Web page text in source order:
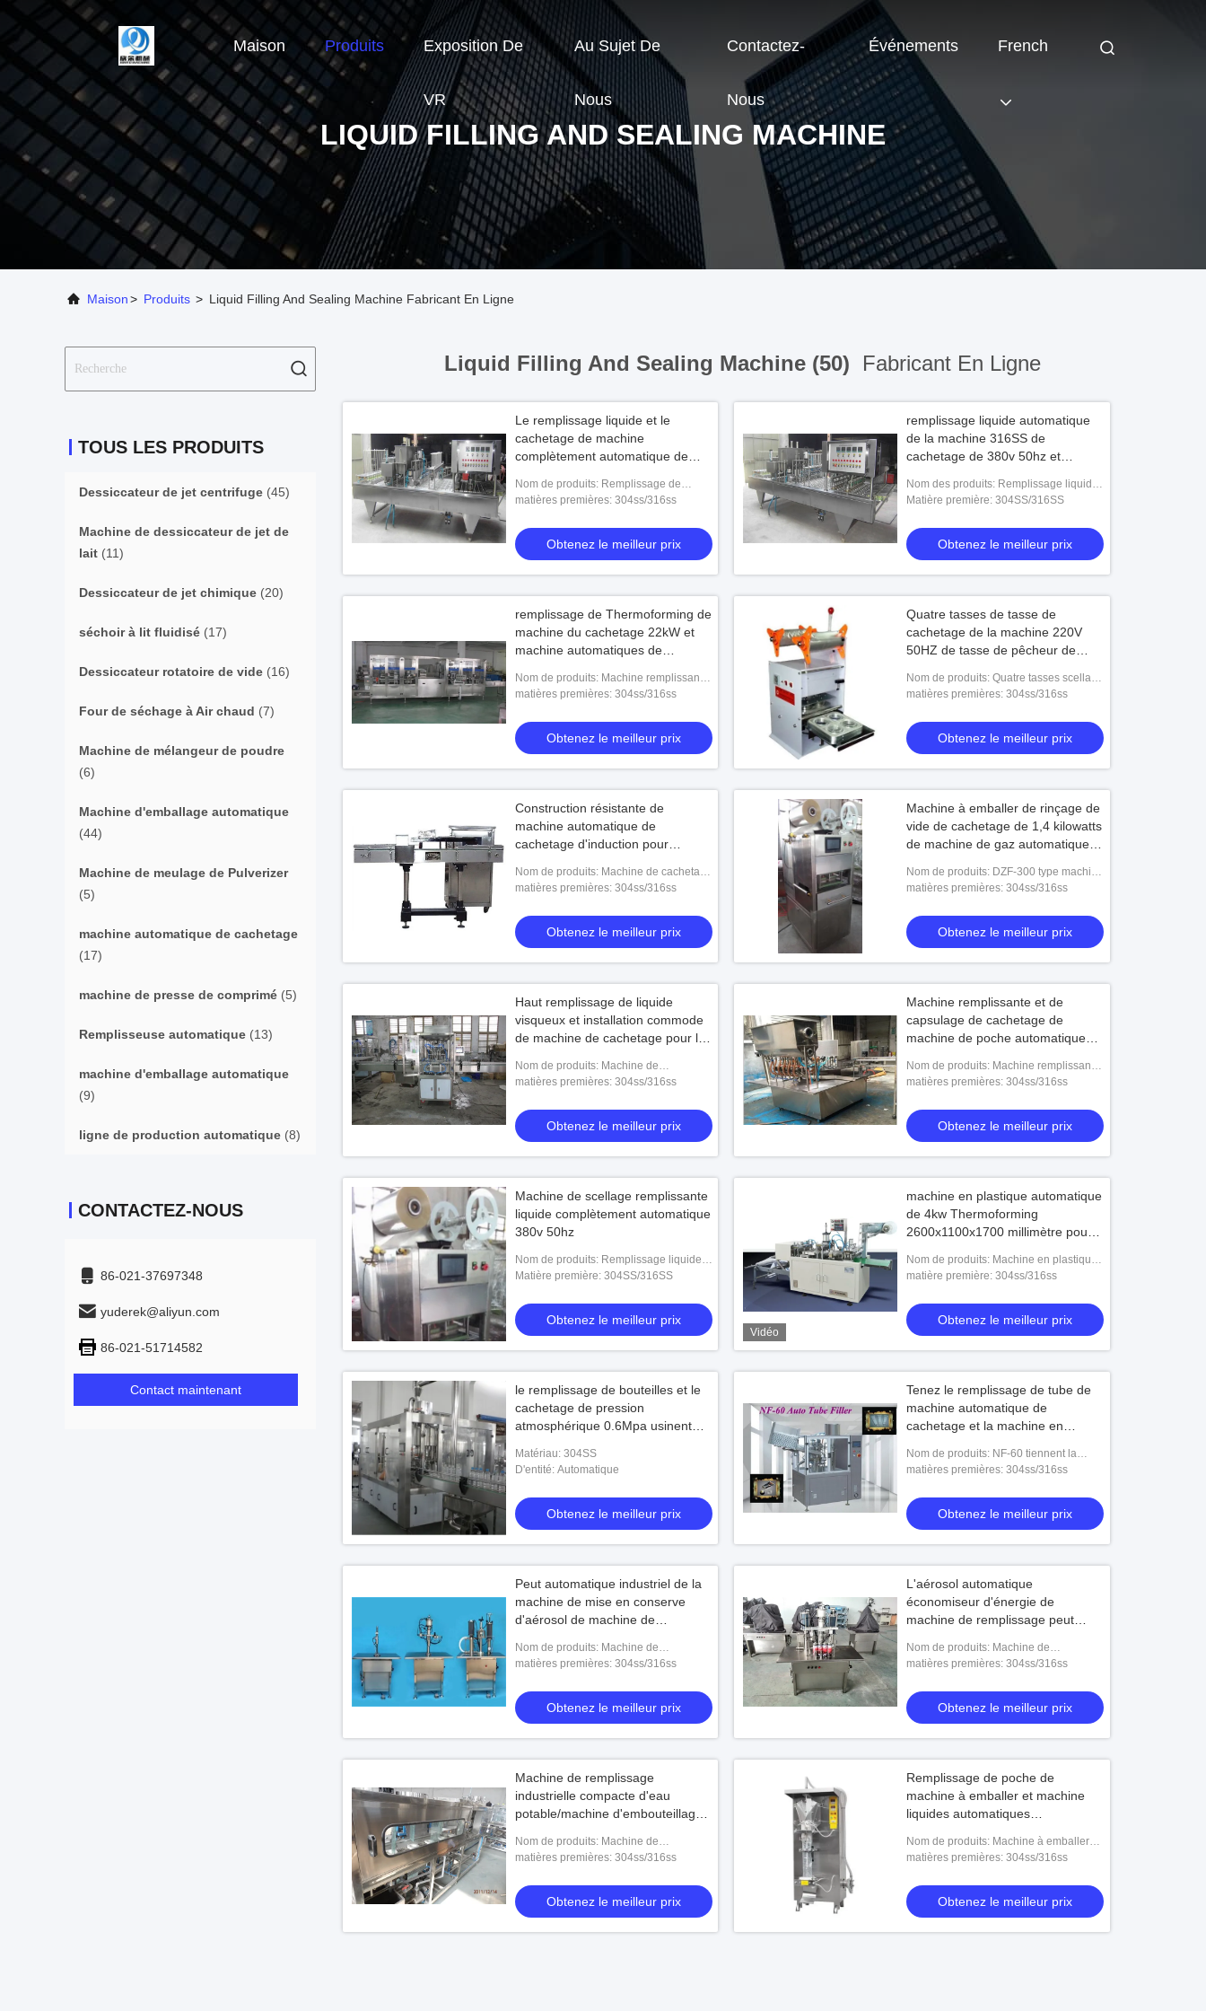
Maison Produits Exposition De
VR
Au Sujet De
Nous
Contactez-
Nous
Événements French
LIQUID FILLING AND SEALING MACHINE
Maison> Produits > Liquid Filling And Sealing Machine Fabricant En Ligne
TOUS LES PRODUITS
Dessiccateur de jet centrifuge (45)
Machine de dessiccateur de jet de
lait (11)
Dessiccateur de jet chimique (20)
séchoir à lit fluidisé (17)
Dessiccateur rotatoire de vide (16)
Four de séchage à Air chaud (7)
Machine de mélangeur de poudre
(6)
Machine d'emballage automatique
(44)
Machine de meulage de Pulverizer
(5)
machine automatique de cachetage
(17)
machine de presse de comprimé (5)
Remplisseuse automatique (13)
machine d'emballage automatique
(9)
ligne de production automatique (8)
CONTACTEZ-NOUS
86-021-37697348
yuderek@aliyun.com
86-021-51714582
Contact maintenant
Liquid Filling And Sealing Machine (50) Fabricant En Ligne
Le remplissage liquide et le
cachetage de machine
complètement automatique de
Nom de produits: Remplissage de
machine complètement automatique de
cachetage
matières premières: 304ss/316ss
Obtenez le meilleur prix
remplissage liquide automatique
de la machine 316SS de
cachetage de 380v 50hz et
Nom des produits: Remplissage liquide
de machine complètement automatique
Matière première: 304SS/316SS
Obtenez le meilleur prix
remplissage de Thermoforming de
machine du cachetage 22kW et
machine automatiques de
Nom de produits: Machine remplissante
automatique de cachetage de SKW-20
matières premières: 304ss/316ss
Obtenez le meilleur prix
Quatre tasses de tasse de
cachetage de la machine 220V
50HZ de tasse de pêcheur de
de cachetage
Nom de produits: Quatre tasses scellant
la machine
matières premières: 304ss/316ss
Obtenez le meilleur prix
Construction résistante de
machine automatique de
cachetage d'induction pour
Nom de produits: Machine de cachetage
de l'induction JF-2
matières premières: 304ss/316ss
Obtenez le meilleur prix
Machine à emballer de rinçage de
vide de cachetage de 1,4 kilowatts
de machine de gaz automatique
Nom de produits: DZF-300 type machine
à emballer de rinçage de vide de gaz de
matières premières: 304ss/316ss
Obtenez le meilleur prix
Haut remplissage de liquide
visqueux et installation commode
de machine de cachetage pour le
Nom de produits: Machine de
remplissage automatique de &Liquid de
matières premières: 304ss/316ss
Obtenez le meilleur prix
Machine remplissante et de
capsulage de cachetage de
machine de poche automatique
Nom de produits: Machine remplissante
et de capsulage de sac du bec YN-ZLD-
matières premières: 304ss/316ss
Obtenez le meilleur prix
Machine de scellage remplissante
liquide complètement automatique
380v 50hz
Nom de produits: Remplissage liquide
de machine complètement automatique
Matière première: 304SS/316SS
Obtenez le meilleur prix
Vidéo
machine en plastique automatique
de 4kw Thermoforming
2600x1100x1700 millimètre pour
Nom de produits: Machine en plastique
automatique de DPP-450S
matière première: 304ss/316ss
Obtenez le meilleur prix
le remplissage de bouteilles et le
cachetage de pression
atmosphérique 0.6Mpa usinent
remplissante
Matériau: 304SS
D'entité: Automatique
Obtenez le meilleur prix
Tenez le remplissage de tube de
machine automatique de
cachetage et la machine en
Nom de produits: NF-60 tiennent la
machine de remplissage en plastique
matières premières: 304ss/316ss
Obtenez le meilleur prix
Peut automatique industriel de la
machine de mise en conserve
d'aérosol de machine de
Nom de produits: Machine de
remplissage semi-automatique
matières premières: 304ss/316ss
Obtenez le meilleur prix
L'aérosol automatique
économiseur d'énergie de
machine de remplissage peut
Nom de produits: Machine de
remplissage d'aérosol de QGB-900C
matières premières: 304ss/316ss
Obtenez le meilleur prix
Machine de remplissage
industrielle compacte d'eau
potable/machine d'embouteillage
Nom de produits: Machine de
remplissage de l'eau potable QGF-100
matières premières: 304ss/316ss
Obtenez le meilleur prix
Remplissage de poche de
machine à emballer et machine
liquides automatiques
Nom de produits: Machine à emballer
SJ-1000 liquide automatique
matières premières: 304ss/316ss
Obtenez le meilleur prix